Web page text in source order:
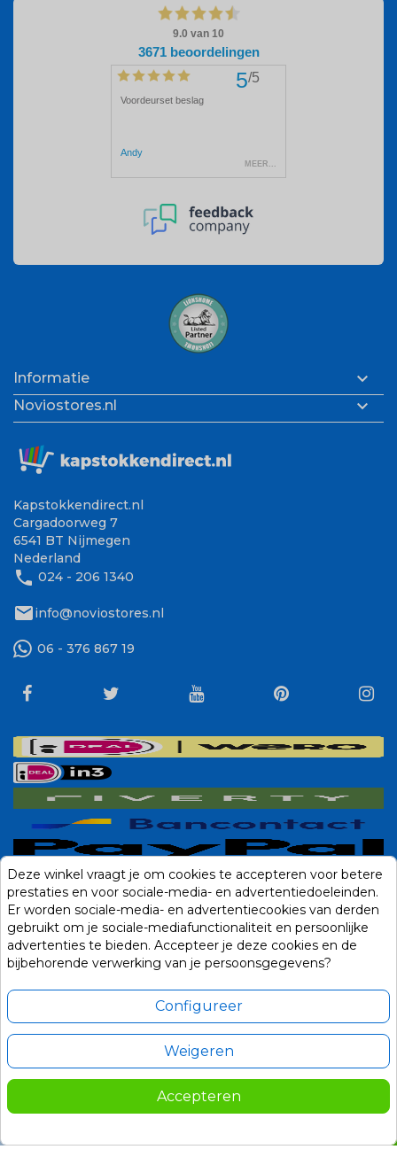
Informatie 
Noviostores.nl 
Kapstokkendirect.nl
Cargadoorweg 7
6541 BT Nijmegen
Nederland
phone 024 - 206 1340
mailinfo@noviostores.nl
06 - 376 867 19
Deze winkel vraagt je om cookies te accepteren voor betere
prestaties en voor sociale-media- en advertentiedoeleinden.
Er worden sociale-media- en advertentiecookies van derden
gebruikt om je sociale-mediafunctionaliteit en persoonlijke
advertenties te bieden. Accepteer je deze cookies en de
bijbehorende verwerking van je persoonsgegevens?
Configureer
Weigeren
Accepteren